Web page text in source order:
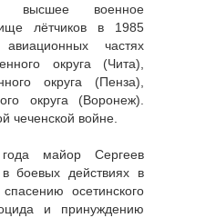
высшее военное
лётчиков в 1985
частях
округа (Чита),
округа (Пенза),
округа (Воронеж).
чеченской войне.
майор Сергеев
боевых действиях в
осетинского
и принуждению